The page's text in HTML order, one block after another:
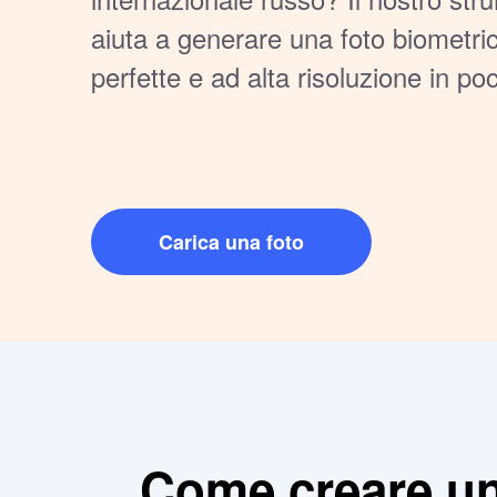
aiuta a generare una foto
perfette e ad alta risoluzione in
illuminazione adeguata, sfondo
viso.
Carica una foto